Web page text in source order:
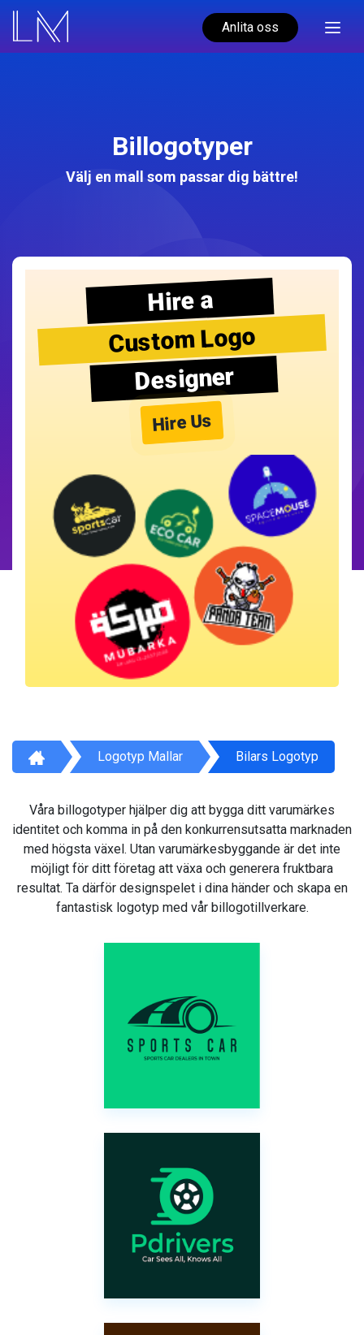
Anlita oss
Billogotyper
Välj en mall som passar dig bättre!
Hire a
Custom Logo
Designer
Hire Us
Logotyp Mallar Bilars Logotyp
Våra billogotyper hjälper dig att bygga ditt varumärkes
identitet och komma in på den konkurrensutsatta marknaden
med högsta växel. Utan varumärkesbyggande är det inte
möjligt för ditt företag att växa och generera fruktbara
resultat. Ta därför designspelet i dina händer och skapa en
fantastisk logotyp med vår billogotillverkare.